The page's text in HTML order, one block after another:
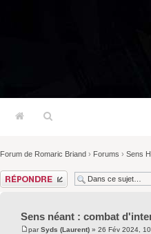
Forum de Romaric Briand › Forums › Sens
Répondre
Sens néant : combat
parSyds (Laurent) » 26 Fév 2024,